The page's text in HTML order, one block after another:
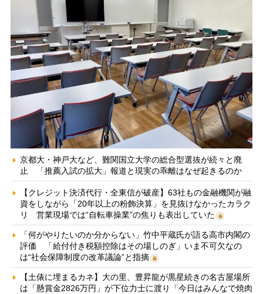
京都大・神戸大など、難関国立大学の総合型選抜が続々と廃
止 「推薦入試の拡大」報道と現実の乖離はなぜ起きるのか
【クレジット決済代行・全東信が破産】63社もの金融機関が融
資をしながら「20年以上の粉飾決算」を見抜けなかったカラク
リ 営業現場では“自転車操業”の焦りも表出していた
「何がやりたいのか分からない」竹中平蔵氏が語る高市内閣の
評価 「給付付き税額控除はその場しのぎ」いま不可欠なの
は“社会保障制度の改革議論”と指摘
【土俵に埋まるカネ】大の里、豊昇龍が黒星続きの名古屋場所
は「懸賞金2826万円」が下位力士に渡り「今日はみんなで焼肉